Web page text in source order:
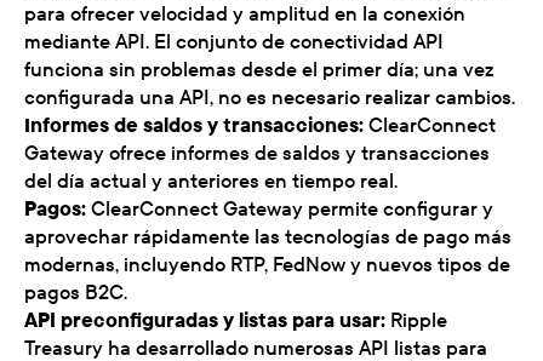
para ofrecer velocidad y amplitud en la conexión
mediante API. El conjunto de conectividad API
funciona sin problemas desde el primer día; una vez
configurada una API, no es necesario realizar cambios.
Informes de saldos y transacciones: ClearConnect
Gateway ofrece informes de saldos y transacciones
del día actual y anteriores en tiempo real.
Pagos: ClearConnect Gateway permite configurar y
aprovechar rápidamente las tecnologías de pago más
modernas, incluyendo RTP, FedNow y nuevos tipos de
pagos B2C.
API preconfiguradas y listas para usar: Ripple
Treasury ha desarrollado numerosas API listas para